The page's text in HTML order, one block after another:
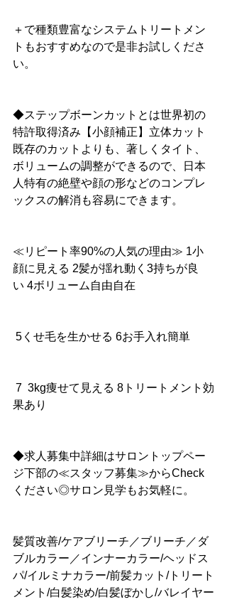
＋で種類豊富なシステムトリートメン
トもおすすめなので是非お試しくださ
い。
◆ステップボーンカットとは世界初の
特許取得済み【小顔補正】立体カット
既存のカットよりも、著しくタイト、
ボリュームの調整ができるので、日本
人特有の絶壁や顔の形などのコンプレ
ックスの解消も容易にできます。
≪リピート率90%の人気の理由≫ 1小
顔に見える 2髪が揺れ動く3持ちが良
い 4ボリューム自由自在
5くせ毛を生かせる 6お手入れ簡単
7  3kg痩せて見える 8トリートメント効
果あり
◆求人募集中詳細はサロントップペー
ジ下部の≪スタッフ募集≫からCheck
ください◎サロン見学もお気軽に。
髪質改善/ケアブリーチ／ブリーチ／ダ
ブルカラー／インナーカラー/ヘッドス
パ/イルミナカラー/前髪カット/トリート
メント/白髪染め/白髪ぼかし/バレイヤー